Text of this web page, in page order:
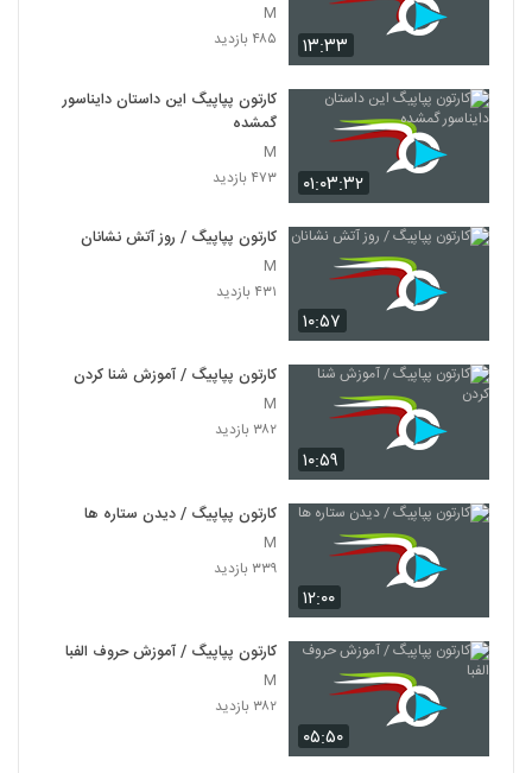
۱۳:۳۳
M
۴۸۵ بازدید
۰۱:۰۳:۳۲
کارتون پپاپیگ این داستان دایناسور
گمشده
M
۴۷۳ بازدید
۱۰:۵۷
کارتون پپاپیگ / روز آتش نشانان
M
۴۳۱ بازدید
۱۰:۵۹
کارتون پپاپیگ / آموزش شنا کردن
M
۳۸۲ بازدید
۱۲:۰۰
کارتون پپاپیگ / دیدن ستاره ها
M
۳۳۹ بازدید
۰۵:۵۰
کارتون پپاپیگ / آموزش حروف الفبا
M
۳۸۲ بازدید